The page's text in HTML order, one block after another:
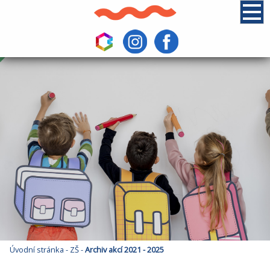
Úvodní stránka - ZŠ-Archiv akcí 2021 - 2025